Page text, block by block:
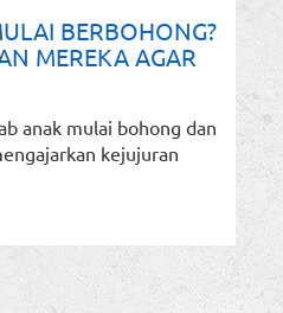
BERBOHONG?
MEREKA AGAR
anak mulai bohong dan
kejujuran